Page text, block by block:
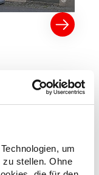
um
zu stellen. Ohne